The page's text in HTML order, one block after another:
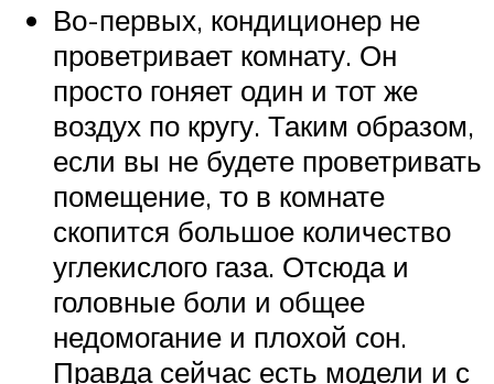
Во-первых, кондиционер не
проветривает комнату. Он
просто гоняет один и тот же
воздух по кругу. Таким образом,
если вы не будете проветривать
помещение, то в комнате
скопится большое количество
углекислого газа. Отсюда и
головные боли и общее
недомогание и плохой сон.
Правда сейчас есть модели и с